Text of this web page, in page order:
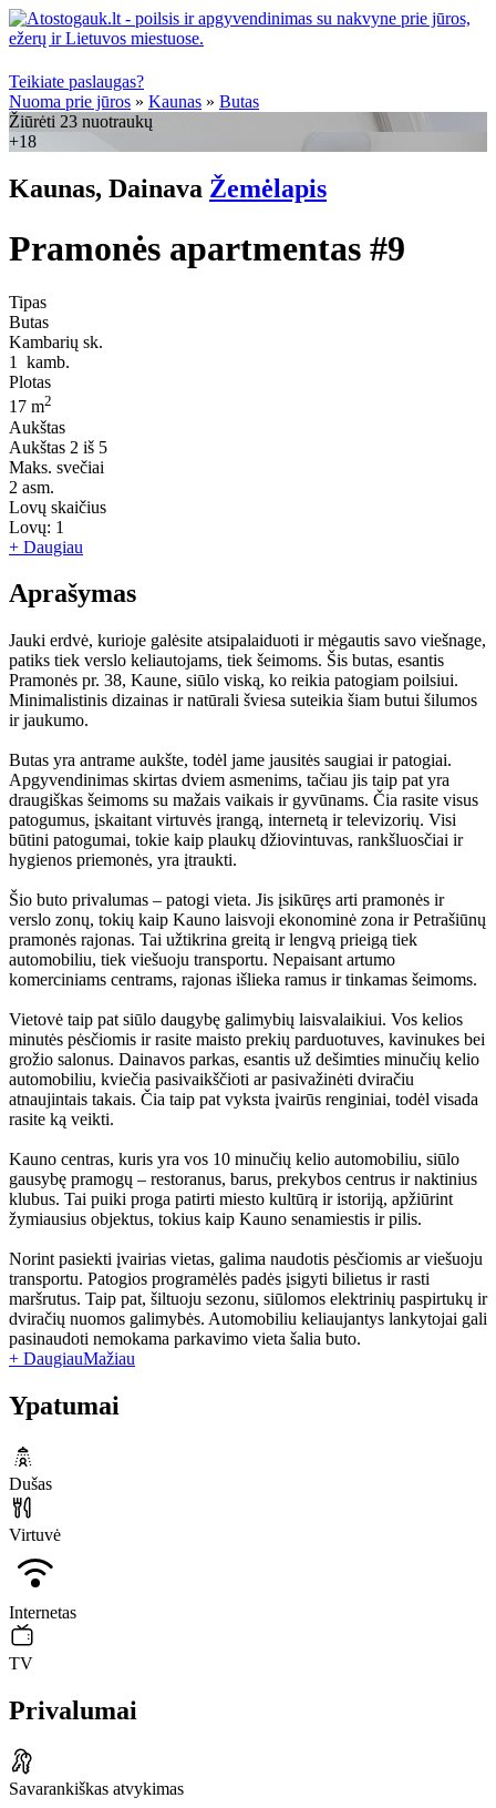
Teikiate paslaugas?
Nuoma prie jūros » Kaunas » Butas
Žiūrėti 23 nuotraukų
+18
Kaunas, Dainava Žemėlapis
Pramonės apartmentas #9
Tipas
Butas
Kambarių sk.
1
kamb.
Plotas
17 m2
Aukštas
Aukštas 2 iš 5
Maks. svečiai
2 asm.
Lovų skaičius
Lovų: 1
+ Daugiau
Aprašymas
Jauki erdvė, kurioje galėsite atsipalaiduoti ir mėgautis savo viešnage,
patiks tiek verslo keliautojams, tiek šeimoms. Šis butas, esantis
Pramonės pr. 38, Kaune, siūlo viską, ko reikia patogiam poilsiui.
Minimalistinis dizainas ir natūrali šviesa suteikia šiam butui šilumos
ir jaukumo.
Butas yra antrame aukšte, todėl jame jausitės saugiai ir patogiai.
Apgyvendinimas skirtas dviem asmenims, tačiau jis taip pat yra
draugiškas šeimoms su mažais vaikais ir gyvūnams. Čia rasite visus
patogumus, įskaitant virtuvės įrangą, internetą ir televizorių. Visi
būtini patogumai, tokie kaip plaukų džiovintuvas, rankšluosčiai ir
hygienos priemonės, yra įtraukti.
Šio buto privalumas – patogi vieta. Jis įsikūręs arti pramonės ir
verslo zonų, tokių kaip Kauno laisvoji ekonominė zona ir Petrašiūnų
pramonės rajonas. Tai užtikrina greitą ir lengvą prieigą tiek
automobiliu, tiek viešuoju transportu. Nepaisant artumo
komerciniams centrams, rajonas išlieka ramus ir tinkamas šeimoms.
Vietovė taip pat siūlo daugybę galimybių laisvalaikiui. Vos kelios
minutės pėsčiomis ir rasite maisto prekių parduotuves, kavinukes bei
grožio salonus. Dainavos parkas, esantis už dešimties minučių kelio
automobiliu, kviečia pasivaikščioti ar pasivažinėti dviračiu
atnaujintais takais. Čia taip pat vyksta įvairūs renginiai, todėl visada
rasite ką veikti.
Kauno centras, kuris yra vos 10 minučių kelio automobiliu, siūlo
gausybę pramogų – restoranus, barus, prekybos centrus ir naktinius
klubus. Tai puiki proga patirti miesto kultūrą ir istoriją, apžiūrint
žymiausius objektus, tokius kaip Kauno senamiestis ir pilis.
Norint pasiekti įvairias vietas, galima naudotis pėsčiomis ar viešuoju
transportu. Patogios programėlės padės įsigyti bilietus ir rasti
maršrutus. Taip pat, šiltuoju sezonu, siūlomos elektrinių paspirtukų ir
dviračių nuomos galimybės. Automobiliu keliaujantys lankytojai gali
pasinaudoti nemokama parkavimo vieta šalia buto.
+ DaugiauMažiau
Ypatumai
Dušas
Virtuvė
Internetas
TV
Privalumai
Savarankiškas atvykimas